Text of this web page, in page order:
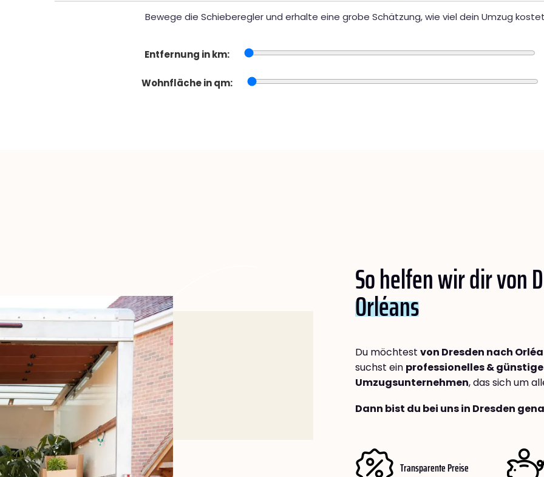
Bewege die Schieberegler und erhalte eine grobe Schätzung, wie viel dein Umzug
Entfernung in km:
Wohnfläche in qm:
So helfen wir dir von
Orléans
Du möchtest von Dresden nach
suchst ein professionelles &
Umzugsunternehmen, das sich um
Dann bist du bei uns in Dresden
Transparente Preise